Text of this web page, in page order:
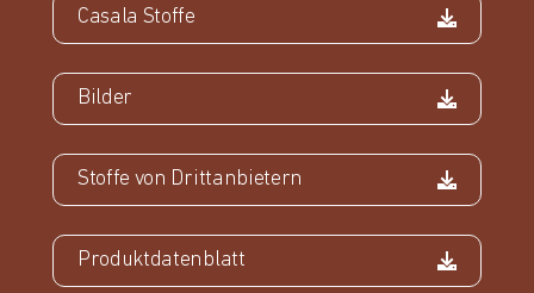
Casala Stoffe
Bilder
Stoffe von Drittanbietern
Produktdatenblatt